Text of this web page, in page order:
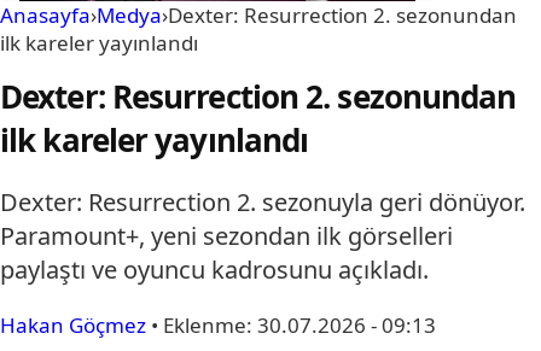
Anasayfa›Medya›Dexter: Resurrection 2. sezonundan
ilk kareler yayınlandı
Dexter: Resurrection 2. sezonundan
ilk kareler yayınlandı
Dexter: Resurrection 2. sezonuyla geri dönüyor.
Paramount+, yeni sezondan ilk görselleri
paylaştı ve oyuncu kadrosunu açıkladı.
Hakan Göçmez • Eklenme: 30.07.2026 - 09:13